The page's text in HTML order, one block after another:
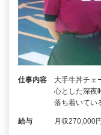
仕事内容
大手牛丼チェ
心とした深夜
落ち着いてい
給与 月収270,000